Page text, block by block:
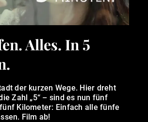
imposante zwölf
Im Sommer bietet
Kühle spendenden
Wintertagen
die kleineren gefrorenen
Alles. In 5
der kurzen Wege. Hier dreht
Zahl „5“ – sind es nun fünf
Kilometer: Einfach alle fünfe
Film ab!